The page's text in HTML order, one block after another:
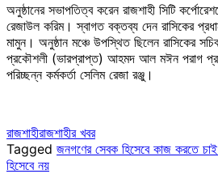
অনুষ্ঠানের সভাপতিত্ব করেন রাজশাহী সিটি
রেজাউল করিম। স্বাগত বক্তব্য দেন রাসিকের
মামুন। অনুষ্ঠান মঞ্চে উপস্থিত ছিলেন রাসিকের
প্রকৌশলী (ভারপ্রাপ্ত) আহমদ আল মঈন পরাগ
পরিচ্ছন্ন কর্মকর্তা সেলিম রেজা রঞ্জু।
রাজশাহীরাজশাহীর খবর
Tagged জনগণের সেবক হিসেবে কাজ করতে
হিসেবে নয়